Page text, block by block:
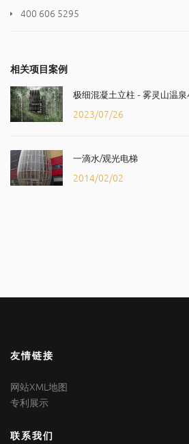
400 606 5295
相关项目案例
极细混凝土立柱 - 雾灵山温泉
2023/07/26
一滴水/观光电梯
2014/02/02
友情链接
网站XML地图
专利展示
联系我们